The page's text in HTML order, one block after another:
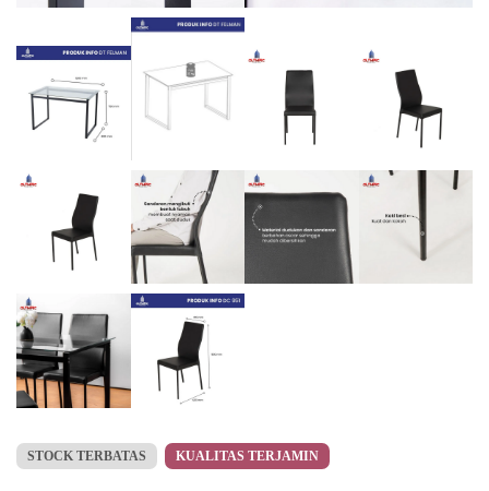
STOCK TERBATAS KUALITAS TERJAMIN